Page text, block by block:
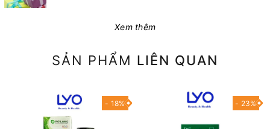
Xem thêm
SẢN PHẨM LIÊN QUAN
- 18% - 23%